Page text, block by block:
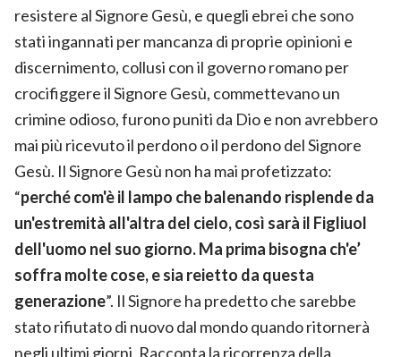
resistere al Signore Gesù, e quegli ebrei che sono
stati ingannati per mancanza di proprie opinioni e
discernimento, collusi con il governo romano per
crocifiggere il Signore Gesù, commettevano un
crimine odioso, furono puniti da Dio e non avrebbero
mai più ricevuto il perdono o il perdono del Signore
Gesù. Il Signore Gesù non ha mai profetizzato:
“perché com'è il lampo che balenando risplende da
un'estremità all'altra del cielo, così sarà il Figliuol
dell'uomo nel suo giorno. Ma prima bisogna ch'e’
soffra molte cose, e sia reietto da questa
generazione”. Il Signore ha predetto che sarebbe
stato rifiutato di nuovo dal mondo quando ritornerà
negli ultimi giorni. Racconta la ricorrenza della